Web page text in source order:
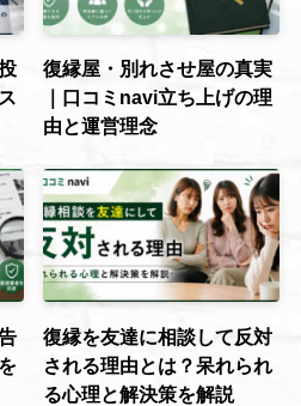
復縁屋・別れさせ屋の真実
｜口コミnavi立ち上げの理
由と運営理念
復縁を友達に相談して反対
される理由とは？呆れられ
る心理と解決策を解説